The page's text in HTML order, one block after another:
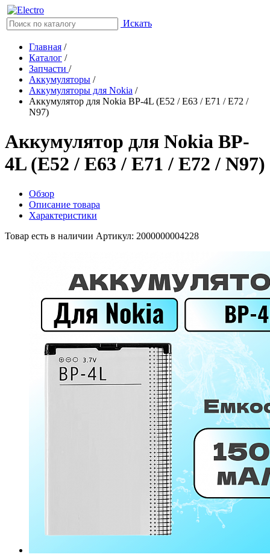
Искать
Главная /
Каталог /
Запчасти /
Аккумуляторы /
Аккумуляторы для Nokia /
Аккумулятор для Nokia BP-4L (E52 / E63 / E71 / E72 /
N97)
Аккумулятор для Nokia BP-
4L (E52 / E63 / E71 / E72 / N97)
Обзор
Описание товара
Характеристики
Товар есть в наличии Артикул: 2000000004228